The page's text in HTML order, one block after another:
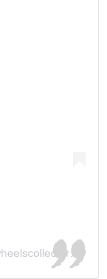
HOT WHEELS COLLECTORS JAPAN(@hotwheelscollectorsjapan)がシェアした投稿